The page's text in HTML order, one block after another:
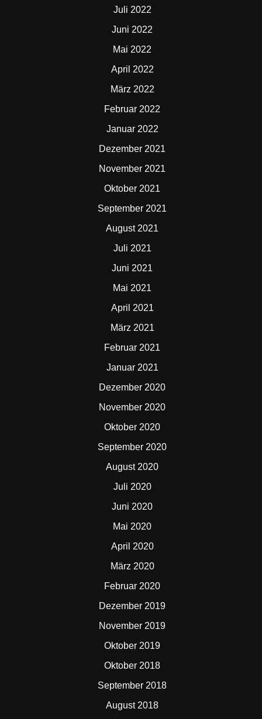
Juli 2022
Juni 2022
Mai 2022
April 2022
März 2022
Februar 2022
Januar 2022
Dezember 2021
November 2021
Oktober 2021
September 2021
August 2021
Juli 2021
Juni 2021
Mai 2021
April 2021
März 2021
Februar 2021
Januar 2021
Dezember 2020
November 2020
Oktober 2020
September 2020
August 2020
Juli 2020
Juni 2020
Mai 2020
April 2020
März 2020
Februar 2020
Dezember 2019
November 2019
Oktober 2019
Oktober 2018
September 2018
August 2018